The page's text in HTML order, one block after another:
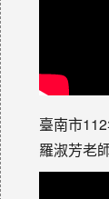
臺南市
羅淑芳老